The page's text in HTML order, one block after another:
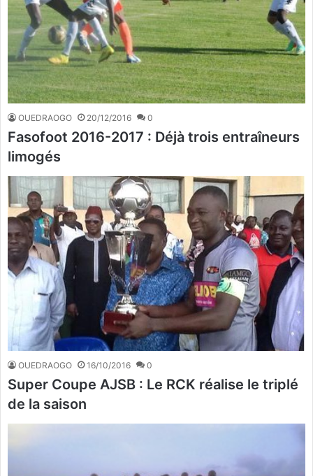
OUEDRAOGO 20/12/2016 0
Fasofoot 2016-2017 : Déjà trois entraîneurs
limogés
OUEDRAOGO 16/10/2016 0
Super Coupe AJSB : Le RCK réalise le triplé
de la saison